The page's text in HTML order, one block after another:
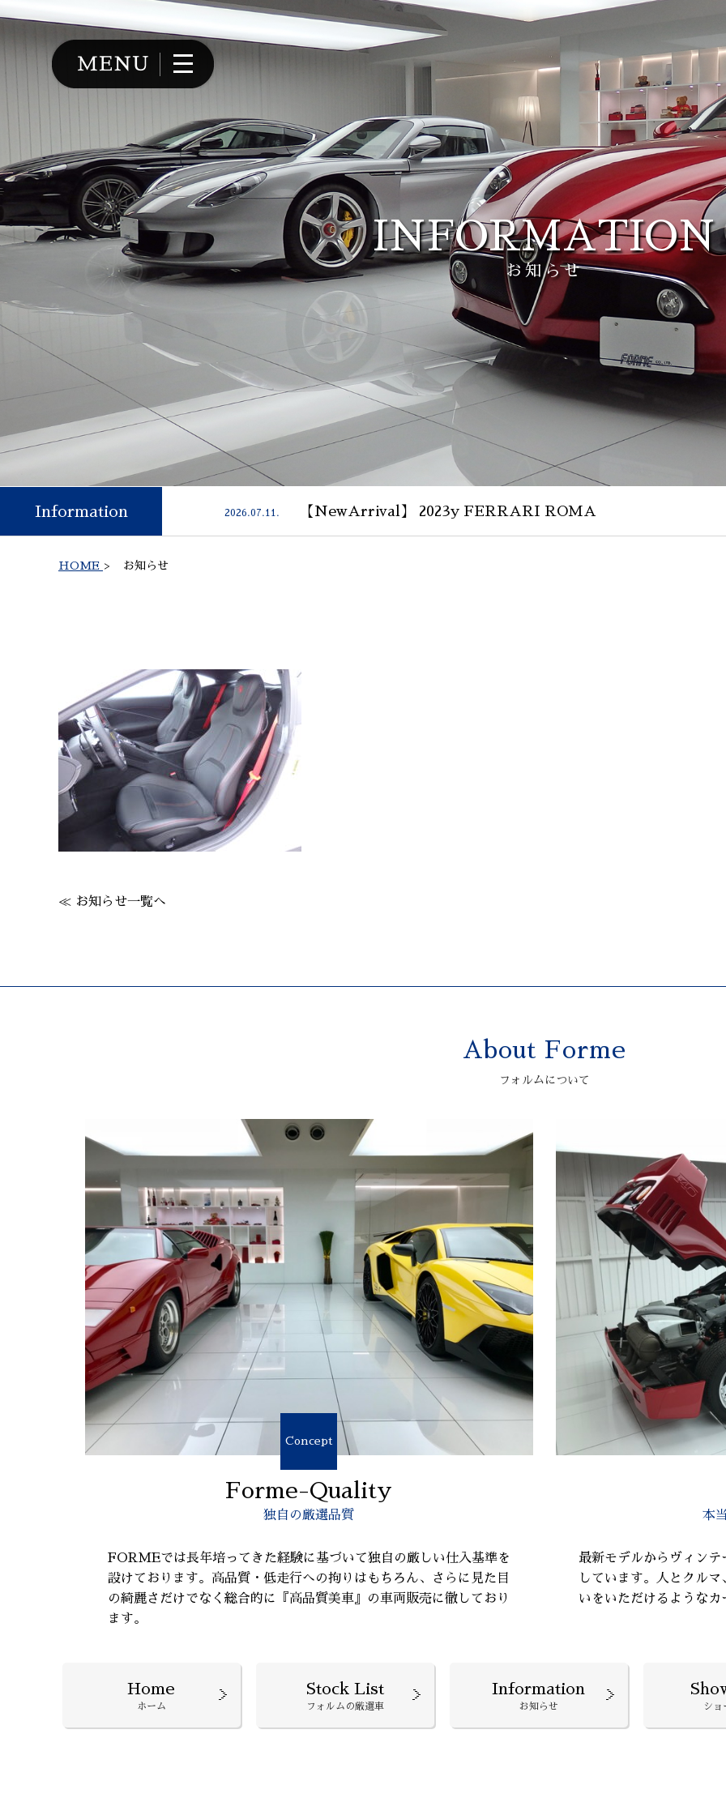
INFORMATION
お知らせ
Information 2026.07.11. 【NewArrival】 2023y FERRARI ROMA
HOME > お知らせ
≪ お知らせ一覧へ
About Forme
フォルムについて
Concept
Forme-Quality
独自の厳選品質
FORMEでは長年培ってきた経験に基づいて独自の厳しい仕入基準を
設けております。高品質・低走行への拘りはもちろん、さらに見た目
の綺麗さだけでなく総合的に『高品質美車』の車両販売に徹しており
ます。
本
最新モデルからヴィン
しています。人とクル
いをいただけるようなカ
Home
ホーム
Stock List
フォルムの厳選車
Information
お知らせ ショ